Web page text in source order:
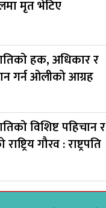
मृत भेटिए
हक, अधिकार र
गर्न ओलीको आग्रह
विशिष्ट पहिचान र
गौरव : राष्ट्रपति